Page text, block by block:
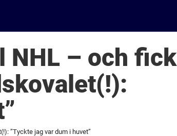
NHL – och fick
”Tyckte jag var dum i huvet”